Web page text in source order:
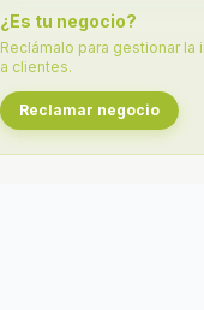
¿Es tu negocio?
Reclámalo para gestionar
a clientes.
Reclamar negocio